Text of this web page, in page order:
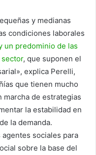
y medianas
condiciones laborales
un predominio de las
, que suponen el
explica Perelli,
que tienen mucho
marcha de estrategias
la estabilidad en
la demanda.
agentes sociales para
sobre la base del